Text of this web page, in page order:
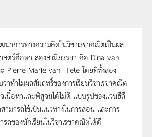
การทางความคิดในวิชาเรขาคณิตเป็นผล
ตร์ศึกษา สองสามีภรรยา คือ Dina van
Pierre Marie van Hiele โดยที่ทั้งสอง
าทำไมผลสัมฤทธิ์ของการเรียนวิชาเรขาคณิต
จเนื้อหาและพิสูจน์ได้ไม่ดี แบบรูปของแวนฮีลี
ามารถใช้เป็นแนวทางในการสอน และการ
ถของนักเรียนในวิชาเรขาคณิตได้ดี